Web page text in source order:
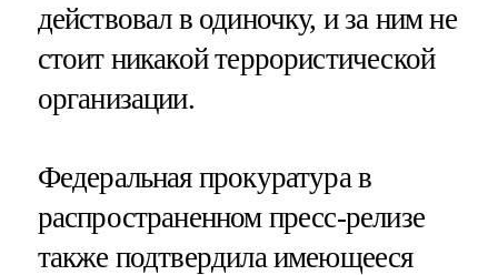
действовал в одиночку, и за ним не
стоит никакой террористической
организации.
Федеральная прокуратура в
распространенном пресс-релизе
также подтвердила имеющееся